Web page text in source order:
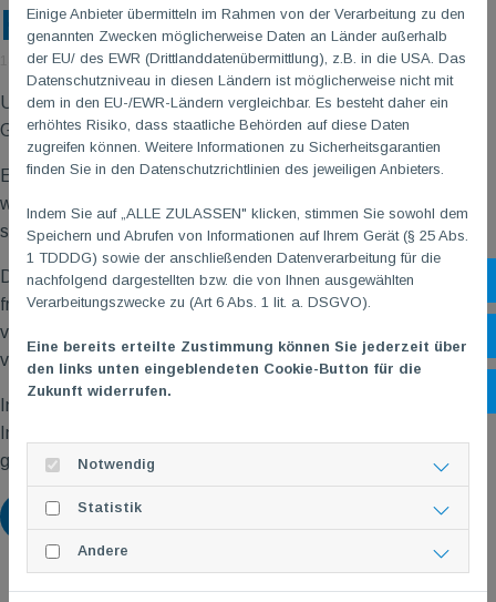
Zurück
Häkelnadel
14. Mai 2026|von Frauke Braun
Unterstützung weiterer sozialer Projekte durch unsere TG
Gonsenheim ...
Es war mal wieder soweit, in unsererTGMGo Strickgruppe
wurden fleißig Mützen für Neugeborene gestrickt und gehäkelt,
sowie kleine Babyschühchen.
Die Mitarbeiterinnen der Neugeborenen-Abteilung des MKMs
freuten sich sehr über dieses Geschenk. Übergeben wurde es
von unseren Teilnehmerinnen Gudrun Mathes und Hilde Seeger,
vielen Dank dafür!
Immer wieder überlegen wir in der Gruppe an welche
Institutionen unsere Werke gehen, Ideen gibt es viele, also los
geht`s …
Einige Anbieter übermitteln im Rahmen von der Verarbeitung zu den
genannten Zwecken möglicherweise Daten an Länder außerhalb
der EU/ des EWR (Drittlanddatenübermittlung), z.B. in die USA. Das
Datenschutzniveau in diesen Ländern ist möglicherweise nicht mit
dem in den EU-/EWR-Ländern vergleichbar. Es besteht daher ein
erhöhtes Risiko, dass staatliche Behörden auf diese Daten
zugreifen können. Weitere Informationen zu Sicherheitsgarantien
finden Sie in den Datenschutzrichtlinien des jeweiligen Anbieters.
Indem Sie auf „ALLE ZULASSEN" klicken, stimmen Sie sowohl dem
Speichern und Abrufen von Informationen auf Ihrem Gerät (§ 25 Abs.
1 TDDDG) sowie der anschließenden Datenverarbeitung für die
nachfolgend dargestellten bzw. die von Ihnen ausgewählten
Verarbeitungszwecke zu (Art 6 Abs. 1 lit. a. DSGVO).
Eine bereits erteilte Zustimmung können Sie jederzeit über
den links unten eingeblendeten Cookie-Button für die
Zukunft widerrufen.
Notwendig
Statistik
Andere